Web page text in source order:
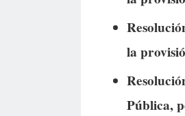
la
Pública,